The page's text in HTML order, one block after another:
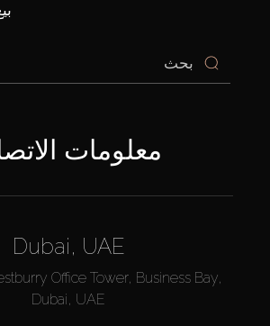
معلومات
Dubai, UAE
Office Tower, Business Bay,
Dubai, UAE